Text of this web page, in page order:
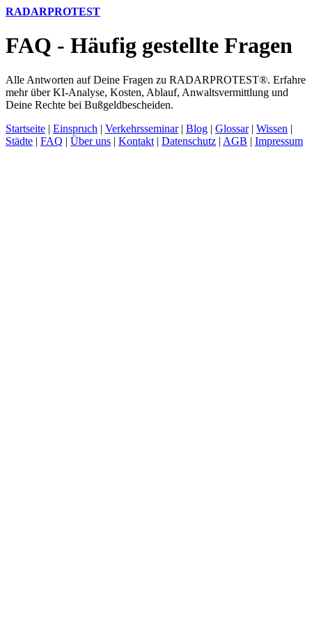
RADARPROTEST
FAQ - Häufig gestellte Fragen
Alle Antworten auf Deine Fragen zu RADARPROTEST®. Erfahre
mehr über KI-Analyse, Kosten, Ablauf, Anwaltsvermittlung und
Deine Rechte bei Bußgeldbescheiden.
Startseite | Einspruch | Verkehrsseminar| Blog | Glossar| Wissen |
Städte | FAQ | Über uns | Kontakt | Datenschutz | AGB | Impressum